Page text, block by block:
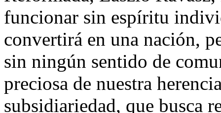
funcionar sin espíritu
convertirá en una nación,
sin ningún sentido de
preciosa de nuestra
subsidiariedad, que busca